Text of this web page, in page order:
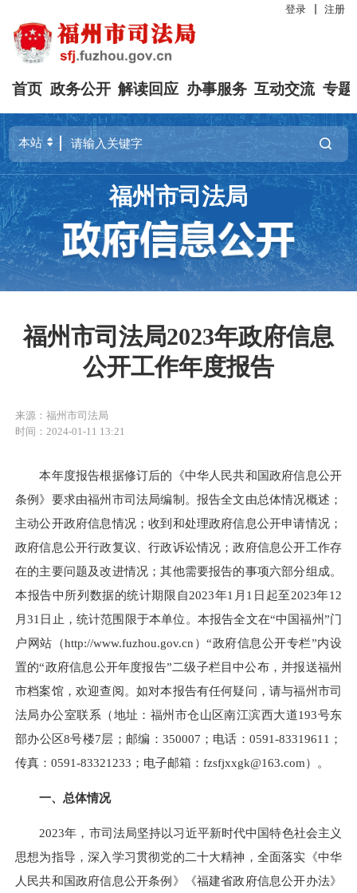
登录 注册
首页 政务公开 解读回应 办事服务 互动交流 专题
福州市司法局
福州市司法局2023年政府信息
公开工作年度报告
来源：福州市司法局
时间：2024-01-11 13:21
本年度报告根据修订后的《中华人民共和国政府信息公开
条例》要求由福州市司法局编制。报告全文由总体情况概述；
主动公开政府信息情况；收到和处理政府信息公开申请情况；
政府信息公开行政复议、行政诉讼情况；政府信息公开工作存
在的主要问题及改进情况；其他需要报告的事项六部分组成。
本报告中所列数据的统计期限自2023年1月1日起至2023年12
月31日止，统计范围限于本单位。本报告全文在“中国福州”门
户网站（http://www.fuzhou.gov.cn）“政府信息公开专栏”内设
置的“政府信息公开年度报告”二级子栏目中公布，并报送福州
市档案馆，欢迎查阅。如对本报告有任何疑问，请与福州市司
法局办公室联系（地址：福州市仓山区南江滨西大道193号东
部办公区8号楼7层；邮编：350007；电话：0591-83319611；
传真：0591-83321233；电子邮箱：fzsfjxxgk@163.com）。
一、总体情况
2023年，市司法局坚持以习近平新时代中国特色社会主义
思想为指导，深入学习贯彻党的二十大精神，全面落实《中华
人民共和国政府信息公开条例》《福建省政府信息公开办法》